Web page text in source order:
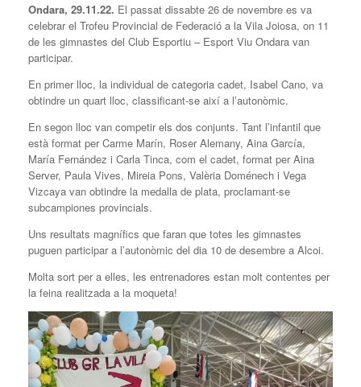
Ondara, 29.11.22. El passat dissabte 26 de novembre es va
celebrar el Trofeu Provincial de Federació a la Vila Joiosa, on 11
de les gimnastes del Club Esportiu – Esport Viu Ondara van
participar.
En primer lloc, la individual de categoria cadet, Isabel Cano, va
obtindre un quart lloc, classificant-se així a l’autonòmic.
En segon lloc van competir els dos conjunts. Tant l’infantil que
està format per Carme Marín, Roser Alemany, Aina García,
María Fernández i Carla Tinca, com el cadet, format per Aina
Server, Paula Vives, Mireia Pons, Valèria Doménech i Vega
Vizcaya van obtindre la medalla de plata, proclamant-se
subcampiones provincials.
Uns resultats magnífics que faran que totes les gimnastes
puguen participar a l’autonòmic del dia 10 de desembre a Alcoi.
Molta sort per a elles, les entrenadores estan molt contentes per
la feina realitzada a la moqueta!